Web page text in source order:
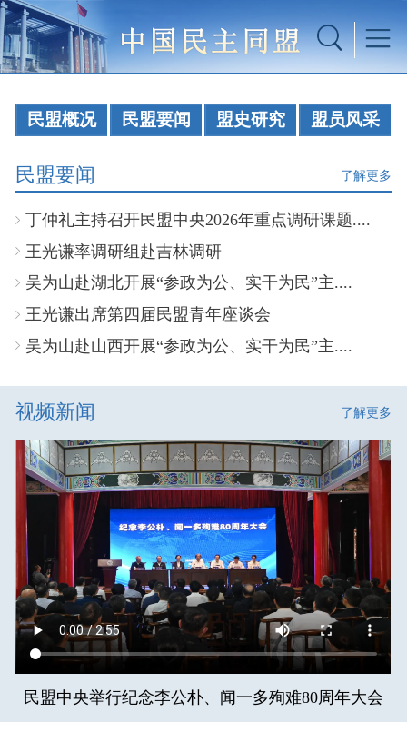
民盟概况 民盟要闻 盟史研究 盟员风采
民盟要闻 了解更多
丁仲礼主持召开民盟中央2026年重点调研课题....
王光谦率调研组赴吉林调研
吴为山赴湖北开展“参政为公、实干为民”主....
王光谦出席第四届民盟青年座谈会
吴为山赴山西开展“参政为公、实干为民”主....
视频新闻 了解更多
民盟中央举行纪念李公朴、闻一多殉难80周年大会